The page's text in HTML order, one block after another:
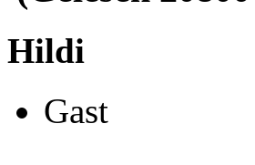
Hildi
Gast